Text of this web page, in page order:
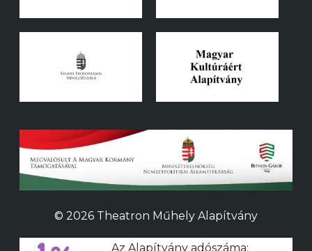
© 2026 Theatron Műhely Alapítvány
Az Alapítvány adószáma: